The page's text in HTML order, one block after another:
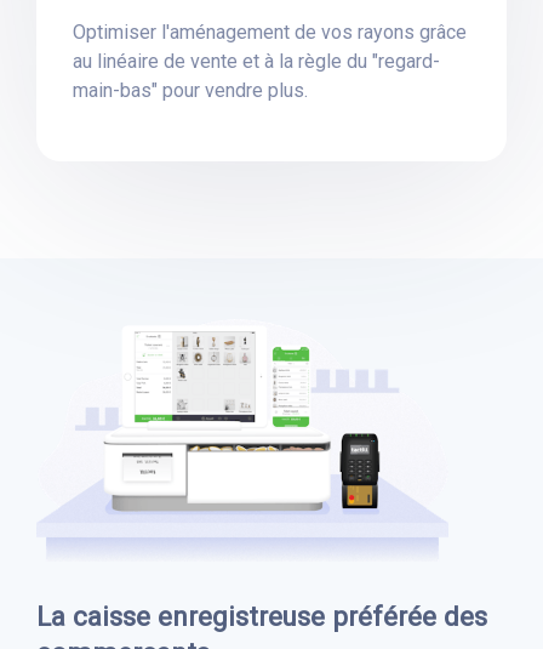
Optimiser l'aménagement de vos rayons grâce
au linéaire de vente et à la règle du "regard-
main-bas" pour vendre plus.
La caisse enregistreuse préférée des